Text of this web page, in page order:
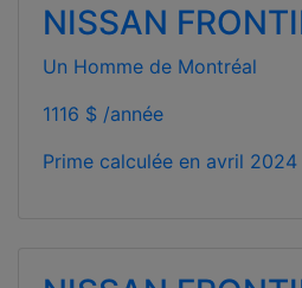
NISSAN
Un Homme de Montréal
1116 $ /année
Prime calculée en avril 2024